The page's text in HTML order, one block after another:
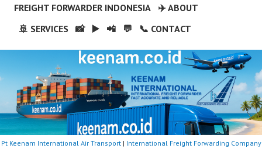
FREIGHT FORWARDER INDONESIA
✈️ ABOUT
🚢 SERVICES
📸 ▶️ 📲 💬 📞 CONTACT
Pt Keenam International Air Transport| International Freight Forwarding Company